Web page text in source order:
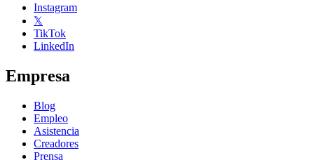
Instagram
𝕏
TikTok
LinkedIn
Empresa
Blog
Empleo
Asistencia
Creadores
Prensa